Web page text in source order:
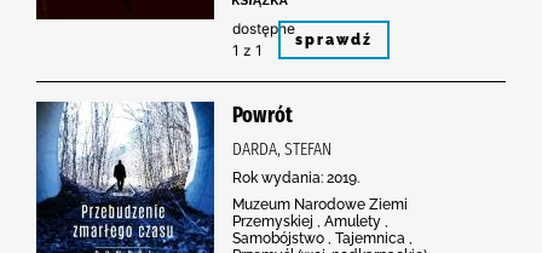
dostępne
1 z 1
sprawdź
Powrót
DARDA, STEFAN
Rok wydania: 2019.
Muzeum Narodowe Ziemi
Przemyskiej , Amulety ,
Samobójstwo , Tajemnica ,